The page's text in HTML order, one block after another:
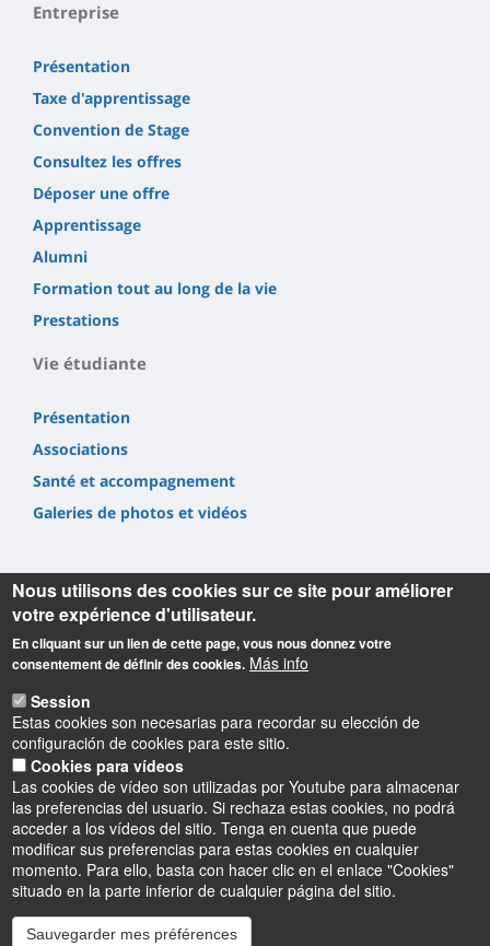
Entreprise
Présentation
Taxe d'apprentissage
Convention de Stage
Consultez les offres
Déposer une offre
Apprentissage
Alumni
Formation tout au long de la vie
Prestations
Vie étudiante
Présentation
Associations
Santé et accompagnement
Galeries de photos et vidéos
Informations
Université d'Orléans
Faculté Droit, Économie, Gestion
Rue de Blois BP 26739
45067 Orléans cedex 2
Accueil : 02 38 41 70 31
Courriel :accueil.deg@univ-orleans.fr
Nous utilisons des cookies sur ce site pour améliorer
votre expérience d'utilisateur.
En cliquant sur un lien de cette page, vous nous donnez votre
consentement de définir des cookies. Más info
Session
Estas cookies son necesarias para recordar su elección de
configuración de cookies para este sitio.
Cookies para vídeos
Las cookies de vídeo son utilizadas por Youtube para almacenar
las preferencias del usuario. Si rechaza estas cookies, no podrá
acceder a los vídeos del sitio. Tenga en cuenta que puede
modificar sus preferencias para estas cookies en cualquier
momento. Para ello, basta con hacer clic en el enlace "Cookies"
situado en la parte inferior de cualquier página del sitio.
Sauvegarder mes préférences